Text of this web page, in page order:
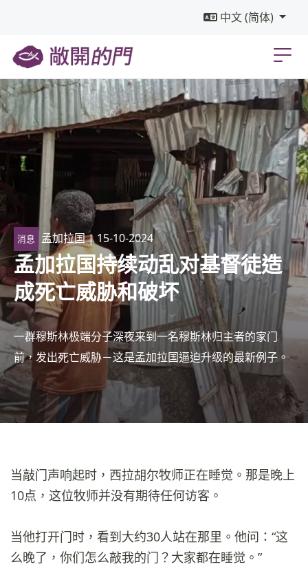
中文 (简体)
消息 孟加拉国| 15-10-2024
孟加拉国持续动乱对基督徒造
成死亡威胁和破坏
一群穆斯林极端分子深夜来到一名穆斯林归主者的家门
前，发出死亡威胁－这是孟加拉国逼迫升级的最新例子。
当敲门声响起时，西拉胡尔牧师正在睡觉。那是晚上
10点，这位牧师并没有期待任何访客。
当他打开门时，看到大约30人站在那里。他问：“这
么晚了，你们怎么敲我的门？大家都在睡觉。”